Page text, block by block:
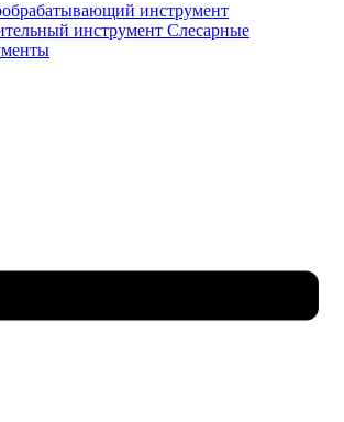
инструмент
инструмент Слесарные